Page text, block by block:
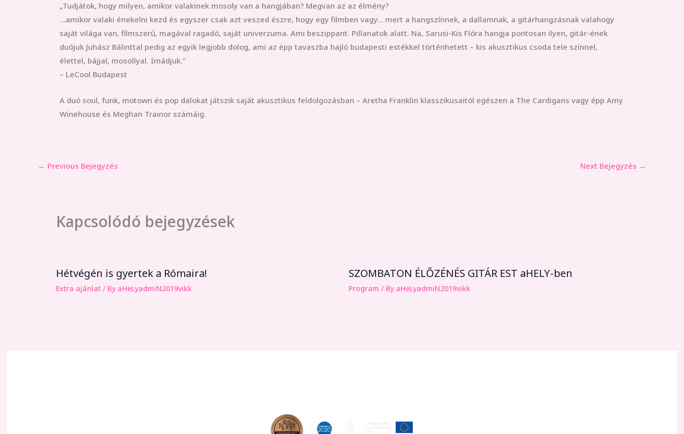
„Tudjátok, hogy milyen, amikor valakinek mosoly van a hangjában? Megvan az az élmény?
…amikor valaki énekelni kezd és egyszer csak azt veszed észre, hogy egy filmben vagy… mert a hangszínnek, a dallamnak, a gitárhangzásnak valahogy
saját világa van, filmszerű, magával ragadó, saját univerzuma. Ami beszippant. Pillanatok alatt. Na, Sarusi-Kis Flóra hangja pontosan ilyen, gitár-ének
duójuk Juhász Bálinttal pedig az egyik legjobb dolog, ami az épp tavaszba hajló budapesti estékkel történhetett – kis akusztikus csoda tele színnel,
élettel, bájjal, mosollyal. Imádjuk.”
– LeCool Budapest
A duó soul, funk, motown és pop dalokat játszik saját akusztikus feldolgozásban – Aretha Franklin klasszikusaitól egészen a The Cardigans vagy épp Amy
Winehouse és Meghan Trainor számáig.
← Previous Bejegyzés Next Bejegyzés →
Kapcsolódó bejegyzések
Hétvégén is gyertek a Rómaira!
Extra ajánlat/ By aHeLyadmiN2019vikk
SZOMBATON ÉLŐZÉNÉS GITÁR EST aHELY-ben
Program / By aHeLyadmiN2019vikk